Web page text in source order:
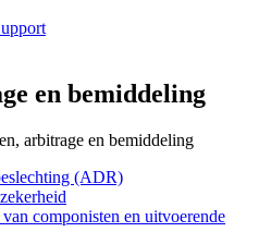
en bemiddeling
arbitrage en bemiddeling
(ADR)
componisten en uitvoerende